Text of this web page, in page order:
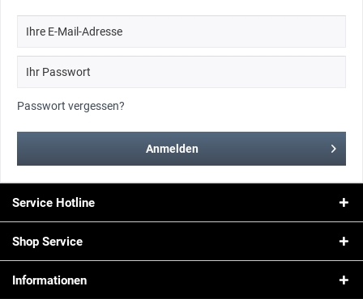
Passwort vergessen?
Anmelden
Service Hotline
Shop Service
Informationen